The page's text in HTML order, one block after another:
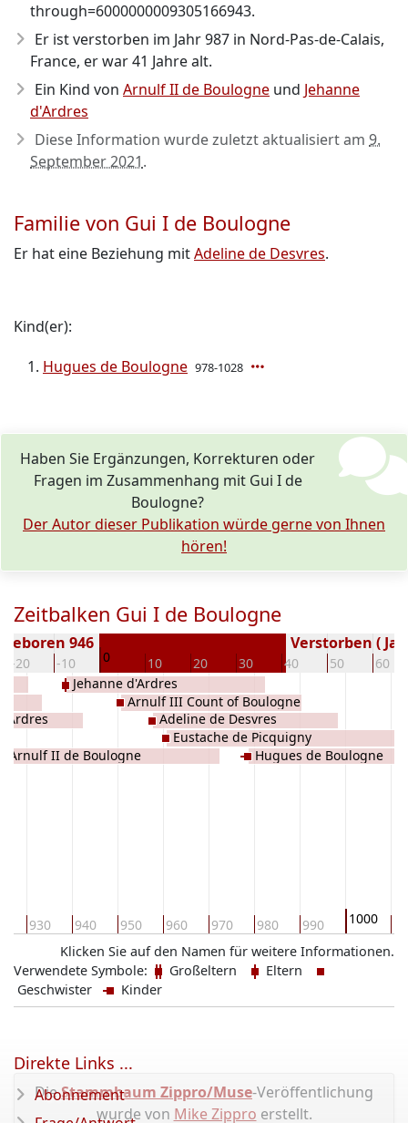
through=6000000009305166943.
Er ist verstorben im Jahr 987 in Nord-Pas-de-Calais,
France, er war 41 Jahre alt.
Ein Kind von Arnulf II de Boulogne und Jehanne
d'Ardres
Diese Information wurde zuletzt aktualisiert am 9.
September 2021.
Familie von Gui I de Boulogne
Er hat eine Beziehung mitAdeline de Desvres.
Kind(er):
Hugues de Boulogne 978-1028
Haben Sie Ergänzungen, Korrekturen oder
Fragen im Zusammenhang mit Gui I de
Boulogne?
Der Autor dieser Publikation würde gerne von Ihnen
hören!
Zeitbalken Gui I de Boulogne
-20 -10 0 10 20 30 40 50 60
Geboren 946 Verstorben (
930 940 950 960 970 980 990 1000
Arnulf II de Boulogne
Jehanne d'Ardres
Arnulf III Count of Boulogne
Adeline de Desvres
Eustache de Picquigny
Hugues de Boulogne
Klicken Sie auf den Namen für weitere Informationen.
Verwendete Symbole:
Großeltern
Eltern
Geschwister
Kinder
DieStammbaum Zippro/Muse-Veröffentlichung
wurde von Mike Zippro erstellt.
Direkte Links ...
Abonnement